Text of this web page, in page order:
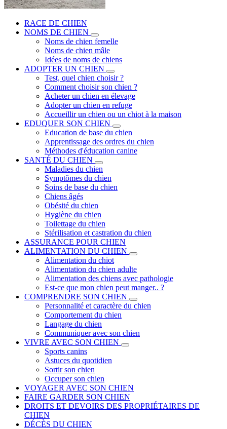
RACE DE CHIEN
NOMS DE CHIEN
Noms de chien femelle
Noms de chien mâle
Idées de noms de chiens
ADOPTER UN CHIEN
Test, quel chien choisir ?
Comment choisir son chien ?
Acheter un chien en élevage
Adopter un chien en refuge
Accueillir un chien ou un chiot à la maison
EDUQUER SON CHIEN
Education de base du chien
Apprentissage des ordres du chien
Méthodes d'éducation canine
SANTÉ DU CHIEN
Maladies du chien
Symptômes du chien
Soins de base du chien
Chiens âgés
Obésité du chien
Hygiène du chien
Toilettage du chien
Stérilisation et castration du chien
ASSURANCE POUR CHIEN
ALIMENTATION DU CHIEN
Alimentation du chiot
Alimentation du chien adulte
Alimentation des chiens avec pathologie
Est-ce que mon chien peut manger.. ?
COMPRENDRE SON CHIEN
Personnalité et caractère du chien
Comportement du chien
Langage du chien
Communiquer avec son chien
VIVRE AVEC SON CHIEN
Sports canins
Astuces du quotidien
Sortir son chien
Occuper son chien
VOYAGER AVEC SON CHIEN
FAIRE GARDER SON CHIEN
DROITS ET DEVOIRS DES PROPRIÉTAIRES DE
CHIEN
DÉCÈS DU CHIEN